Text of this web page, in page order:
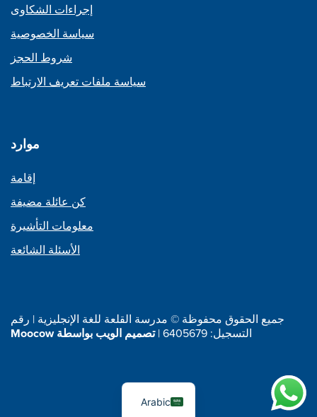
إجراءات الشكاوى
سياسة الخصوصية
شروط الحجز
سياسة ملفات تعريف الارتباط
موارد
إقامة
كن عائلة مضيفة
معلومات التأشيرة
الأسئلة الشائعة
جميع الحقوق محفوظة © مدرسة القلعة للغة الإنجليزية | رقم
التسجيل: 6405679 |
تصميم الويب بواسطة Moocow
Arabic